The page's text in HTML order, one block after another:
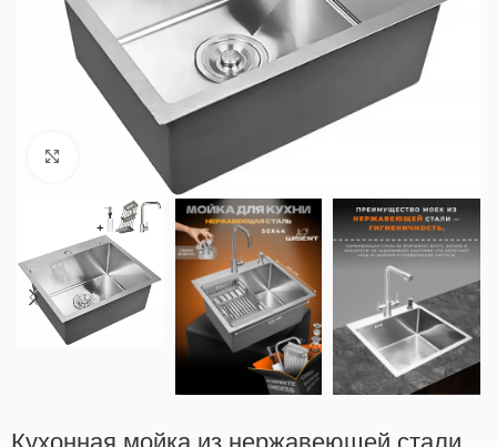
Нажмите, чтобы увеличить